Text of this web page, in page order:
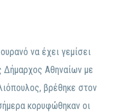
να έχει γεμίσει
Αθηναίων με
βρέθηκε στον
κορυφώθηκαν οι